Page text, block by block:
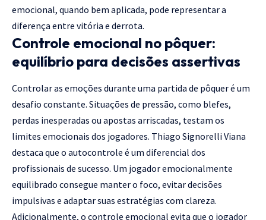
emocional, quando bem aplicada, pode representar a
diferença entre vitória e derrota.
Controle emocional no pôquer:
equilíbrio para decisões assertivas
Controlar as emoções durante uma partida de pôquer é um
desafio constante. Situações de pressão, como blefes,
perdas inesperadas ou apostas arriscadas, testam os
limites emocionais dos jogadores. Thiago Signorelli Viana
destaca que o autocontrole é um diferencial dos
profissionais de sucesso. Um jogador emocionalmente
equilibrado consegue manter o foco, evitar decisões
impulsivas e adaptar suas estratégias com clareza.
Adicionalmente, o controle emocional evita que o jogador